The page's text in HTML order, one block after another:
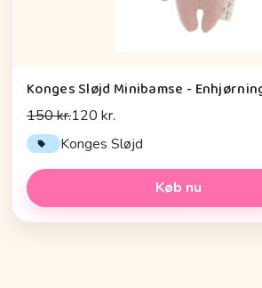
Konges Sløjd Minibamse -
150 kr.120 kr.
Konges Sløjd
Køb nu